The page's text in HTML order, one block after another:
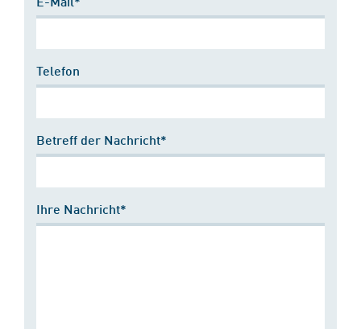
Telefon
Betreff der Nachricht*
Ihre Nachricht*